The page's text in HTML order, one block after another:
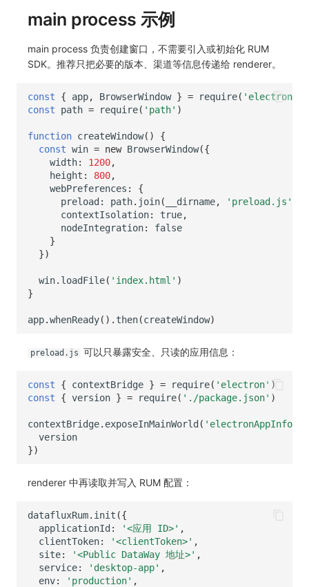
main process 示例
main process 负责创建窗口，不需要引入或初始化 RUM
SDK。推荐只把必要的版本、渠道等信息传递给 renderer。
const { app, BrowserWindow } = require( 'electron'
const
path = require( 'path' )
function createWindow()
{
const win = new BrowserWindow({
width: 1200,
height : 800,
webPreferences :
{
preload: path. join( __dirname, 'preload.js'
contextIsolation: true,
nodeIntegration:
false
}
})
win. loadFile( 'index.html' )
}
app.whenReady(). then(createWindow)
preload.js 可以只暴露安全、只读的应用信息：
const { contextBridge } = require( 'electron' )
const
{ version } = require( './package.json' )
contextBridge. exposeInMainWorld( 'electronAppInfo'
version
})
renderer 中再读取并写入 RUM 配置：
datafluxRum. init ({
applicationId: '<应用 ID>' ,
clientToken: '<clientToken>' ,
site: '<Public DataWay 地址>' ,
service: 'desktop-app' ,
env: 'production' ,